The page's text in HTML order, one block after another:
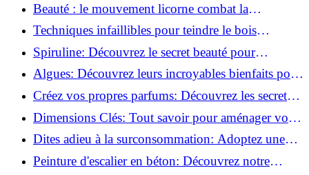
Beauté : le mouvement licorne combat la
surconsommation !
Techniques infaillibles pour teindre le bois
naturellement: Découvrez comment!
Spiruline: Découvrez le secret beauté pour
revitaliser les peaux fatiguées!
Algues: Découvrez leurs incroyables bienfaits pour
la santé et la beauté!
Créez vos propres parfums: Découvrez les secrets
de la fabrication artisanale!
Dimensions Clés: Tout savoir pour aménager votre
salle de bains!
Dites adieu à la surconsommation: Adoptez une
vie plus simple!
Peinture d'escalier en béton: Découvrez notre